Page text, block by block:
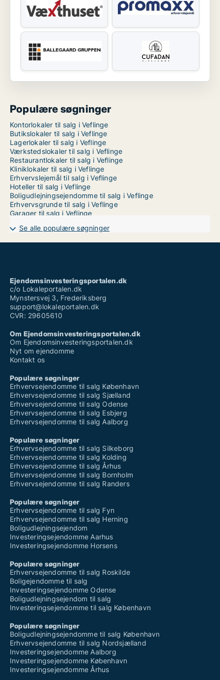
Populære søgninger
Kontorlokaler til salg i Veflinge
Butikslokaler til salg i Veflinge
Lagerlokaler til salg i Veflinge
Værkstedslokaler til salg i Veflinge
Restaurantlokaler til salg i Veflinge
Kliniklokaler til salg i Veflinge
Erhvervslejemål til salg i Veflinge
Hoteller til salg i Veflinge
Boligudlejningsejendomme til salg i Veflinge
Erhvervsgrunde til salg i Veflinge
Garager til salg i Veflinge
Se alle populære søgninger
Ejendomsinvesteringsportalen.dk
c/o Lokaleportalen.dk
Mynstersvej 3, Frederiksberg
support@lokaleportalen.dk
CVR: 29605610
Om Ejendomsinvesteringsportalen.dk
Om Ejendomsinvesteringsportalen.dk
Nyt om ejendomme
Kontakt os
Populære søgninger
Erhvervsejendomme til salg København
Erhvervsejendomme til salg Sjælland
Erhvervsejendomme til salg Odense
Erhvervsejendomme til salg Esbjerg
Erhvervsejendomme til salg Aalborg
Populære søgninger
Erhvervsejendomme til salg Silkeborg
Erhvervsejendomme til salg Kolding
Erhvervsejendomme til salg Århus
Erhvervsejendomme til salg Bornholm
Erhvervsejendomme til salg Randers
Populære søgninger
Erhvervsejendomme til salg Fyn
Erhvervsejendomme til salg Herning
Boligudlejningsejendom
Investeringsejendomme Aarhus
Investeringsejendomme Horsens
Populære søgninger
Erhvervsejendomme til salg Roskilde
Boligejendomme til salg
Investeringsejendomme Odense
Boligudlejningsejendom til salg
Investeringsejendomme til salg København
Populære søgninger
Boligudlejningsejendomme til salg København
Erhvervsejendomme til salg Nordsjælland
Investeringsejendomme Aalborg
Investeringsejendomme København
Investeringsejendomme Århus